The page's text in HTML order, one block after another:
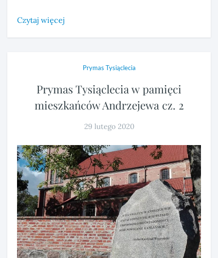
Czytaj więcej
Prymas Tysiąclecia
Prymas Tysiąclecia w pamięci
mieszkańców Andrzejewa cz. 2
29 lutego 2020